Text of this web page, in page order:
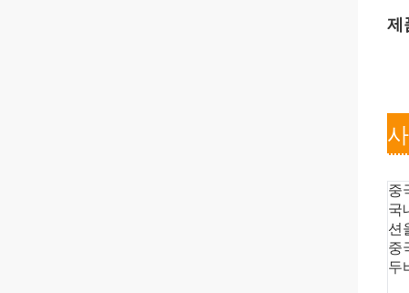
제
중
국
션
중
두